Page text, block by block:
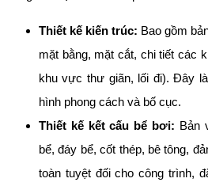
Thiết kế kiến trúc: Bao gồm
mặt bằng, mặt cắt, chi tiết các
khu vực thư giãn, lối đi). Đây
hình phong cách và bố cục.
Thiết kế kết cấu bể bơi: Bản
bể, đáy bể, cốt thép, bê tông,
toàn tuyệt đối cho công trình,